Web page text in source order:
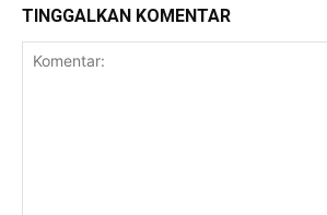
TINGGALKAN KOMENTAR